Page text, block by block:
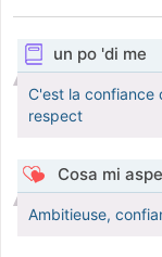
un po 'di me
C'est la confiance
respect
Cosa mi
Ambitieuse,